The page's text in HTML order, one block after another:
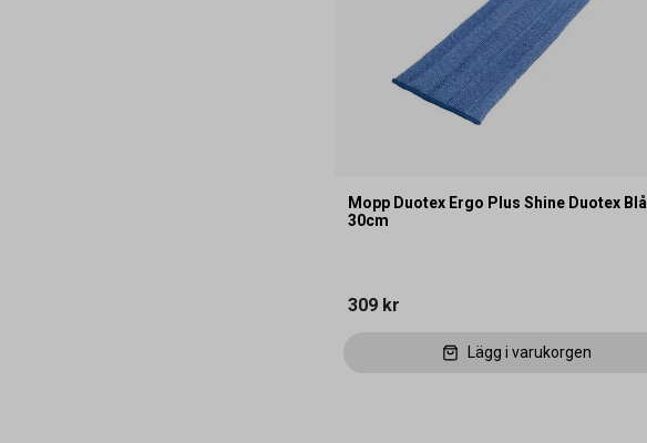
Mopp Duotex Ergo Plus Shine Duotex Blå
30cm
309 kr
Lägg i varukorgen